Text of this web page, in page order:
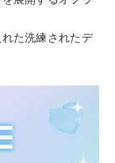
た洗練されたデ